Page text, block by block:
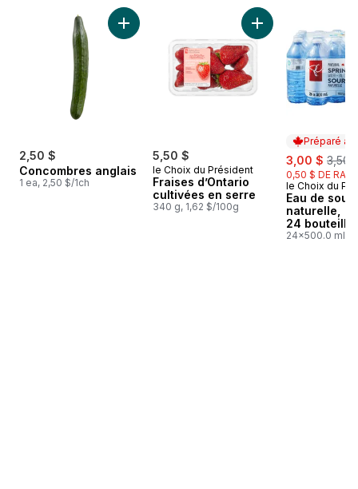
sauter Meilleures ventes
2,50 $
Concombres anglais
1 ea, 2,50 $/1ch
Ajouter Concombres anglais au panier
5,50 $
le Choix du Président
Fraises d’Ontario
cultivées en serre
340 g, 1,62 $/100g
Ajouter Fraises
Préparé au
sale:
3,00 $ ,
3,50
0,50 $ DE
Préparé au
le Choix du
Eau de
naturelle,
24
24x500.0 ml,